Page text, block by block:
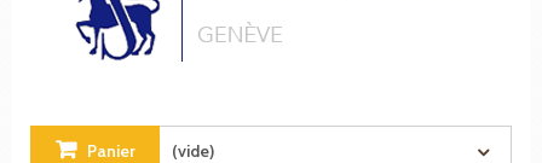
Panier (vide)